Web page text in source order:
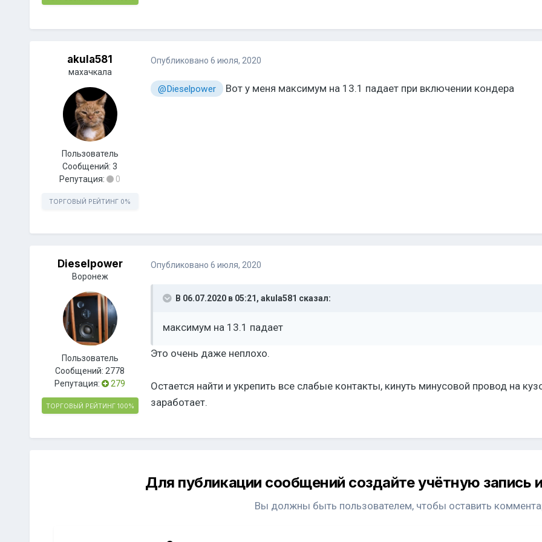
akula581
махачкала
Пользователь
Сообщений:3
Репутация:
0
ТОРГОВЫЙ РЕЙТИНГ 0%
Опубликовано 6 июля, 2020
@Dieselpower Вот у меня максимум на 13.1 падает при включении кондера
Dieselpower
Воронеж
Пользователь
Сообщений:2778
Репутация:
279
ТОРГОВЫЙ РЕЙТИНГ 100%
Опубликовано 6 июля, 2020
В 06.07.2020 в 05:21, akula581 сказал:
максимум на 13.1 падает
Это очень даже неплохо.
Остается найти и укрепить все слабые контакты, кинуть минусовой провод на
заработает.
Для публикации сообщений создайте учётную запись
Вы должны быть пользователем, чтобы оставить